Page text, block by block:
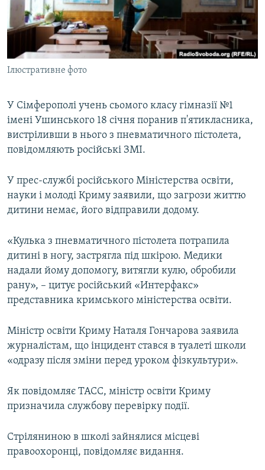
ВІДЕОУРОКИ «ELIFBE»
СВІДЧЕННЯ ОКУПАЦІЇ
УКРАЇНСЬКА ПРОБЛЕМА КРИМУ
ІНФОГРАФІКА
Русский
Qırımtatar
ДОЛУЧАЙСЯ!
Усі сайти RFE/RL
Ілюстративне фото
У Сімферополі учень сьомого класу гімназії №1
імені Ушинського 18 січня поранив п'ятикласника,
вистріливши в нього з пневматичного пістолета,
повідомляють російські ЗМІ.
У прес-службі російського Міністерства освіти,
науки і молоді Криму заявили, що загрози життю
дитини немає, його відправили додому.
«Кулька з пневматичного пістолета потрапила
дитині в ногу, застрягла під шкірою. Медики
надали йому допомогу, витягли кулю, обробили
рану», – цитує російський «Интерфакс»
представника кримського міністерства освіти.
Міністр освіти Криму Наталя Гончарова заявила
журналістам, що інцидент стався в туалеті школи
«одразу після зміни перед уроком фізкультури».
Як повідомляє ТАСС, міністр освіти Криму
призначила службову перевірку події.
Стріляниною в школі зайнялися місцеві
правоохоронці, повідомляє видання.